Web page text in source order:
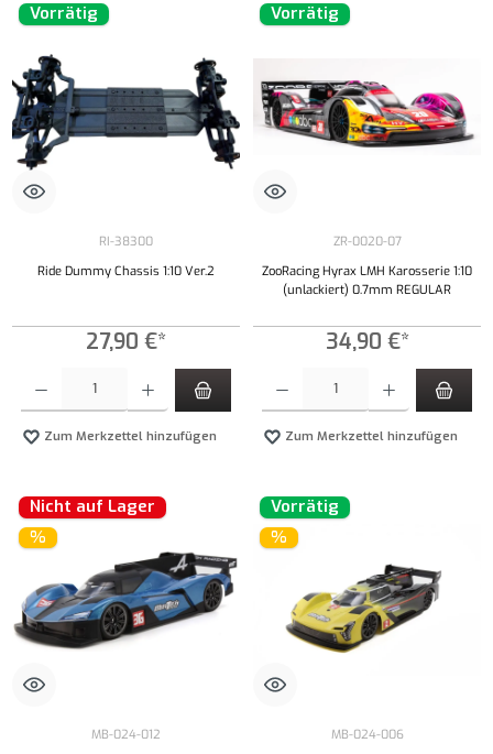
Vorrätig
RI-38300
Ride Dummy Chassis 1:10 Ver.2
27,90 €*
Zum Merkzettel hinzufügen
Vorrätig
ZR-0020-07
ZooRacing Hyrax LMH Karosserie 1:10
(unlackiert) 0.7mm REGULAR
34,90 €*
Zum Merkzettel hinzufügen
Nicht auf Lager
%
MB-024-012
Vorrätig
%
MB-024-006